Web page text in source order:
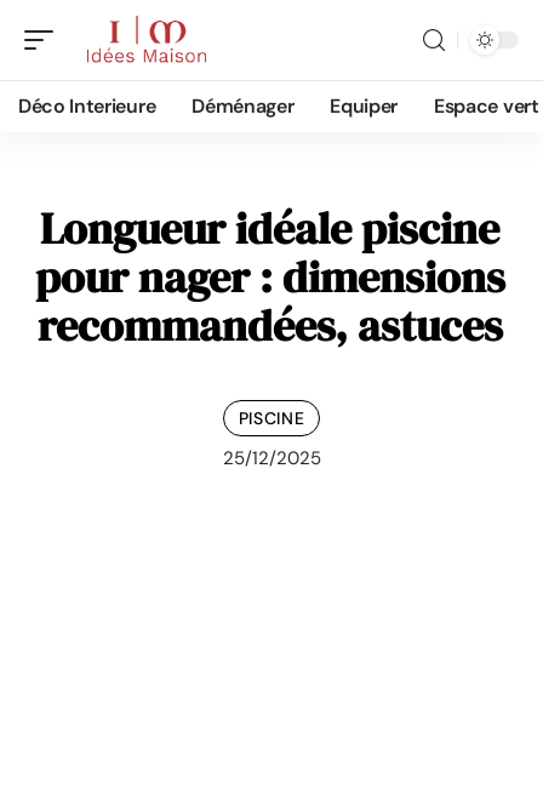
Déco Interieure Déménager Equiper Espace vert
Longueur idéale piscine
pour nager : dimensions
recommandées, astuces
PISCINE
25/12/2025